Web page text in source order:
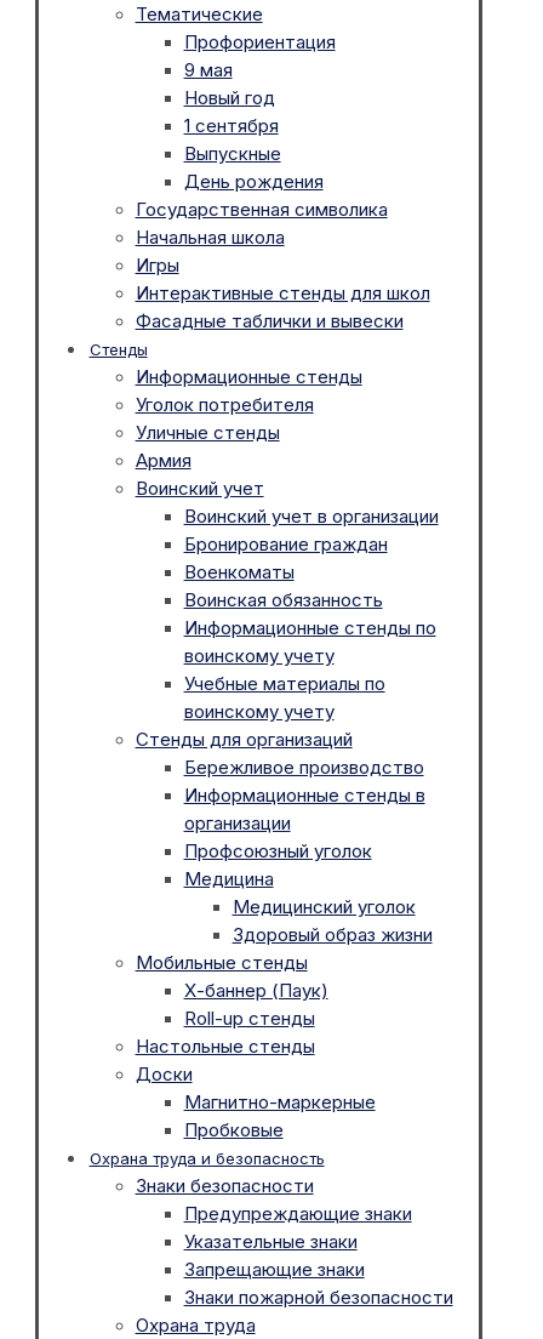
Тематические
Профориентация
9 мая
Новый год
1 сентября
Выпускные
День рождения
Государственная символика
Начальная школа
Игры
Интерактивные стенды для школ
Фасадные таблички и вывески
Стенды
Информационные стенды
Уголок потребителя
Уличные стенды
Армия
Воинский учет
Воинский учет в организации
Бронирование граждан
Военкоматы
Воинская обязанность
Информационные стенды по
воинскому учету
Учебные материалы по
воинскому учету
Стенды для организаций
Бережливое производство
Информационные стенды в
организации
Профсоюзный уголок
Медицина
Медицинский уголок
Здоровый образ жизни
Мобильные стенды
Х-баннер (Паук)
Roll-up стенды
Настольные стенды
Доски
Магнитно-маркерные
Пробковые
Охрана труда и безопасность
Знаки безопасности
Предупреждающие знаки
Указательные знаки
Запрещающие знаки
Знаки пожарной безопасности
Охрана труда